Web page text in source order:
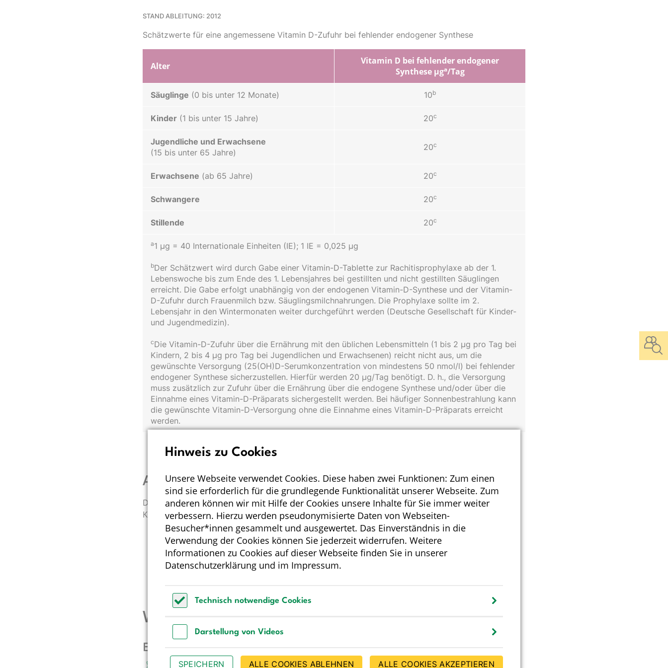
STAND ABLEITUNG: 2012
Schätzwerte für eine angemessene Vitamin D-Zufuhr bei fehlender endogener Synthese
Alter
Vitamin D bei fehlender endogener
Synthese µga/Tag
Säuglinge (0 bis unter 12 Monate) 10b
Kinder (1 bis unter 15 Jahre) 20c
Jugendliche und Erwachsene
(15 bis unter 65 Jahre)
20c
Erwachsene (ab 65 Jahre) 20c
Schwangere 20c
Stillende 20c
a1 µg = 40 Internationale Einheiten (IE); 1 IE = 0,025 µg
bDer Schätzwert wird durch Gabe einer Vitamin-D-Tablette zur Rachitisprophylaxe ab der 1.
Lebenswoche bis zum Ende des 1. Lebensjahres bei gestillten und nicht gestillten Säuglingen
erreicht. Die Gabe erfolgt unabhängig von der endogenen Vitamin-D-Synthese und der Vitamin-
D-Zufuhr durch Frauenmilch bzw. Säuglingsmilchnahrungen. Die Prophylaxe sollte im 2.
Lebensjahr in den Wintermonaten weiter durchgeführt werden (Deutsche Gesellschaft für Kinder-
und Jugendmedizin).
cDie Vitamin-D-Zufuhr über die Ernährung mit den üblichen Lebensmitteln (1 bis 2 µg pro Tag bei
Kindern, 2 bis 4 µg pro Tag bei Jugendlichen und Erwachsenen) reicht nicht aus, um die
gewünschte Versorgung (25(OH)D-Serumkonzentration von mindestens 50 nmol/l) bei fehlender
endogener Synthese sicherzustellen. Hierfür werden 20 µg/Tag benötigt. D. h., die Versorgung
muss zusätzlich zur Zufuhr über die Ernährung über die endogene Synthese und/oder über die
Einnahme eines Vitamin-D-Präparats sichergestellt werden. Bei häufiger Sonnenbestrahlung kann
die gewünschte Vitamin-D-Versorgung ohne die Einnahme eines Vitamin-D-Präparats erreicht
werden.
Ausgewählte Fragen und Antworten zu Vitamin D
Das BfR, die DGE und das MRI haben häufige Fragen und Antworten zu Vitamin D zusammengefasst.
Klicken Sie auf den Button, um zu den häufig gestellten Fragen zu wechseln.
HÄUFIG GESTELLTE FRAGEN UND ANTWORTEN
Weiterführende Informationen
Englische Übersetzung
Hinweis zu Cookies
Unsere Webseite verwendet Cookies. Diese haben zwei Funktionen: Zum einen
sind sie erforderlich für die grundlegende Funktionalität unserer Webseite. Zum
anderen können wir mit Hilfe der Cookies unsere Inhalte für Sie immer weiter
verbessern. Hierzu werden pseudonymisierte Daten von Webseiten-
Besucher*innen gesammelt und ausgewertet. Das Einverständnis in die
Verwendung der Cookies können Sie jederzeit widerrufen. Weitere
Informationen zu Cookies auf dieser Webseite finden Sie in unserer
Datenschutzerklärung und im Impressum.
Technisch notwendige Cookies
Darstellung von Videos
SPEICHERN
ALLE COOKIES ABLEHNEN ALLE COOKIES AKZEPTIEREN